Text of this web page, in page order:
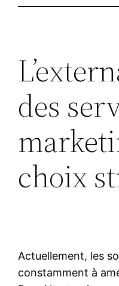
des
choix
Actuellement, les
constamment à